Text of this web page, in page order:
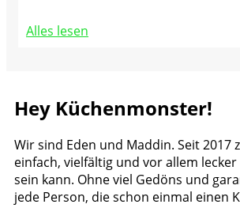
Alles lesen
Hey Küchenmonster!
Wir sind Eden und Maddin. Seit 2017
einfach, vielfältig und vor allem
sein kann. Ohne viel Gedöns und
jede Person, die schon einmal einen